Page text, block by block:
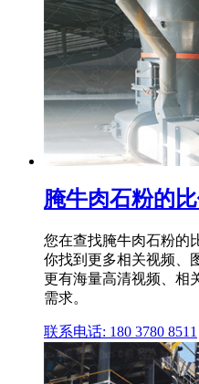
腌牛肉石粉的
您在查找腌牛肉石粉的
你找到更多相关视频、
更有海量高清视频、相
需求。
联系电话: 180 3780 8511